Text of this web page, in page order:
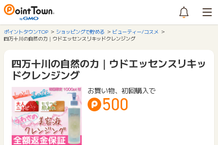
ポイントタウンTOP ショッピングで貯める
ビューティー/コスメ
四万十川の自然の力｜ウドエッセンスリキッドクレンジング
四万十川の自然の力｜ウドエッセンスリキッ
ドクレンジング
お買い物、初回購入で
500